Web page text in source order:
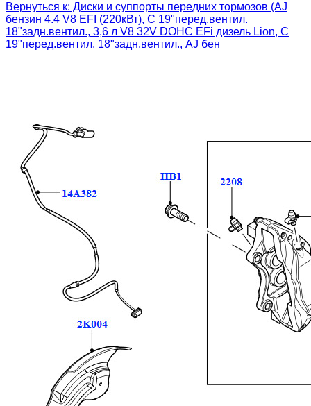
Вернуться к: Диски и суппорты передних тормозов (AJ
бензин 4.4 V8 EFI (220кВт), С 19"перед.вентил.
18"задн.вентил., 3,6 л V8 32V DOHC EFi дизель Lion, С
19"перед.вентил. 18"задн.вентил., AJ бен